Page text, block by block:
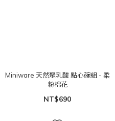
Miniware 天然聚乳酸 點心碗組 - 柔
粉棉花
NT$690